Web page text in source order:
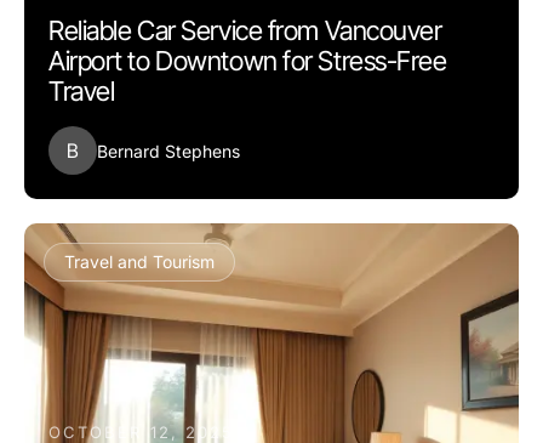
Reliable Car Service from Vancouver
Airport to Downtown for Stress-Free
Travel
B Bernard Stephens
Travel and Tourism
OCTOBER 12, 2025